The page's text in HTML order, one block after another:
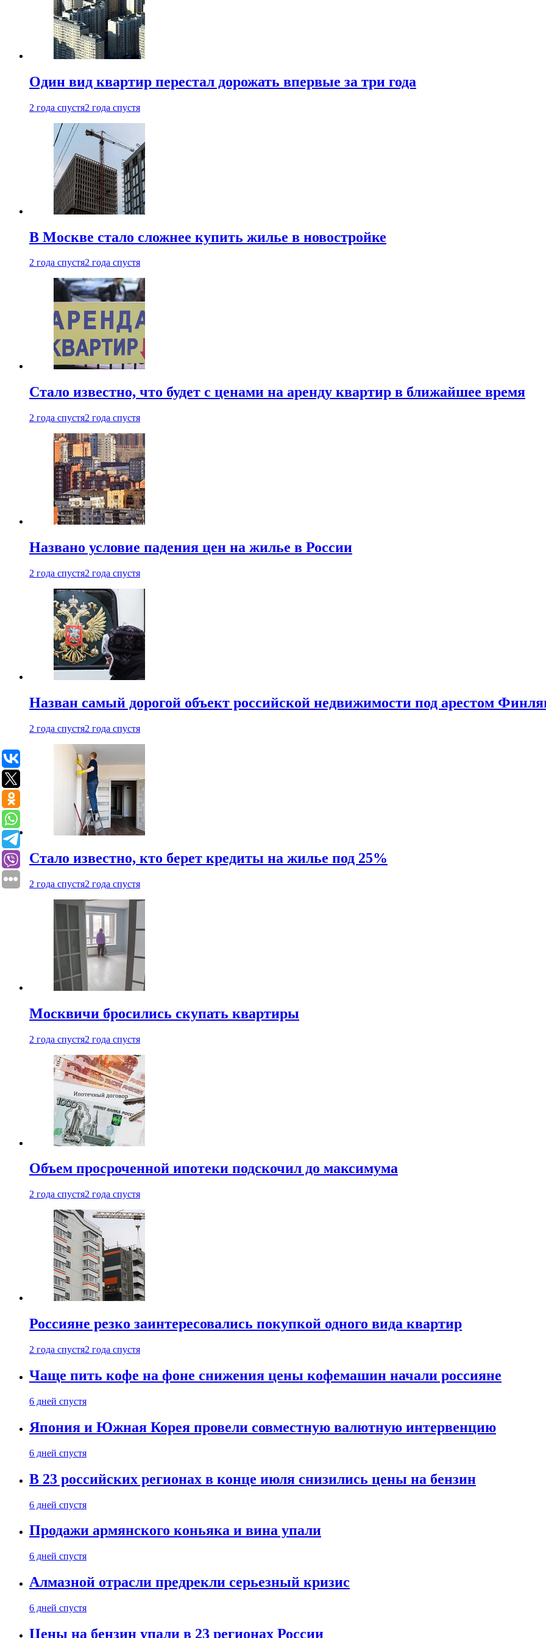
Один вид квартир перестал дорожать впервые за три года
2 года спустя2 года спустя
В Москве стало сложнее купить жилье в новостройке
2 года спустя2 года спустя
Стало известно, что будет с ценами на аренду квартир в ближайшее время
2 года спустя2 года спустя
Названо условие падения цен на жилье в России
2 года спустя2 года спустя
Назван самый дорогой объект российской недвижимости под арестом
2 года спустя2 года спустя
Стало известно, кто берет кредиты на жилье под 25%
2 года спустя2 года спустя
Москвичи бросились скупать квартиры
2 года спустя2 года спустя
Объем просроченной ипотеки подскочил до максимума
2 года спустя2 года спустя
Россияне резко заинтересовались покупкой одного вида квартир
2 года спустя2 года спустя
Чаще пить кофе на фоне снижения цены кофемашин начали россияне
6 дней спустя
Япония и Южная Корея провели совместную валютную интервенцию
6 дней спустя
В 23 российских регионах в конце июля снизились цены на бензин
6 дней спустя
Продажи армянского коньяка и вина упали
6 дней спустя
Алмазной отрасли предрекли серьезный кризис
6 дней спустя
Цены на бензин упали в 23 регионах России